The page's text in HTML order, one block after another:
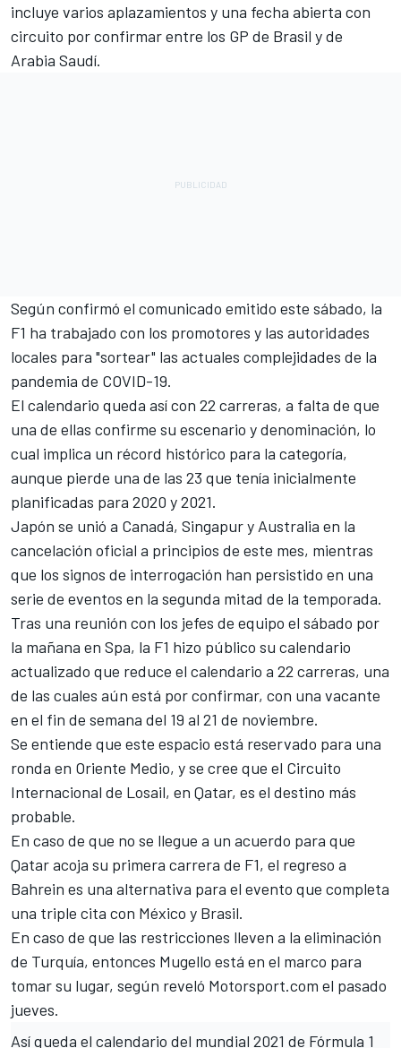
incluye varios aplazamientos y una fecha abierta con
circuito por confirmar entre los GP de Brasil y de
Arabia Saudí.
Según confirmó el comunicado emitido este sábado, la
F1 ha trabajado con los promotores y las autoridades
locales para "sortear" las actuales complejidades de la
pandemia de COVID-19.
El calendario queda así con 22 carreras, a falta de que
una de ellas confirme su escenario y denominación, lo
cual implica un récord histórico para la categoría,
aunque pierde una de las 23 que tenía inicialmente
planificadas para 2020 y 2021.
Japón se unió a Canadá, Singapur y Australia en la
cancelación oficial a principios de este mes, mientras
que los signos de interrogación han persistido en una
serie de eventos en la segunda mitad de la temporada.
Tras una reunión con los jefes de equipo el sábado por
la mañana en Spa, la F1 hizo público su calendario
actualizado que reduce el calendario a 22 carreras, una
de las cuales aún está por confirmar, con una vacante
en el fin de semana del 19 al 21 de noviembre.
Se entiende que este espacio está reservado para una
ronda en Oriente Medio, y se cree que el Circuito
Internacional de Losail, en Qatar, es el destino más
probable.
En caso de que no se llegue a un acuerdo para que
Qatar acoja su primera carrera de F1, el regreso a
Bahrein es una alternativa para el evento que completa
una triple cita con México y Brasil.
En caso de que las restricciones lleven a la eliminación
de Turquía, entonces Mugello está en el marco para
tomar su lugar, según reveló Motorsport.com el pasado
jueves.
Así queda el calendario del mundial 2021 de Fórmula 1